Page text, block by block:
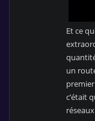
Et ce
un
c’était